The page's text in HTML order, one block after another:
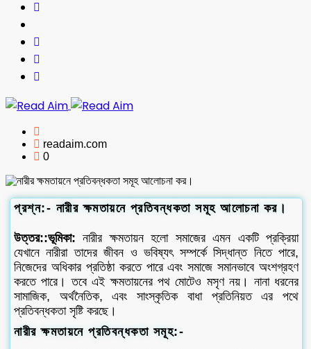
Read Aim
readaim.com
0
প্রশ্ন:- নারীর ক্ষমতায়নে প্রতিবন্ধকতা সমূহ আলোচনা কর।
উত্তর::ভূমিকা: নারীর ক্ষমতায়ন হলো সমাজের এমন একটি প্রক্রিয়া
যেখানে নারীরা তাদের জীবন ও ভবিষ্যৎ সম্পর্কে সিদ্ধান্ত নিতে পারে,
নিজেদের অধিকার প্রতিষ্ঠা করতে পারে এবং সমাজে সমানভাবে অংশগ্রহণ
করতে পারে। তবে এই ক্ষমতায়নের পথ মোটেও মসৃণ নয়। নানা ধরনের
সামাজিক, অর্থনৈতিক, এবং সাংস্কৃতিক বাধা প্রতিনিয়ত এর পথে
প্রতিবন্ধকতা সৃষ্টি করছে।
নারীর ক্ষমতায়নে প্রতিবন্ধকতা সমূহ:-